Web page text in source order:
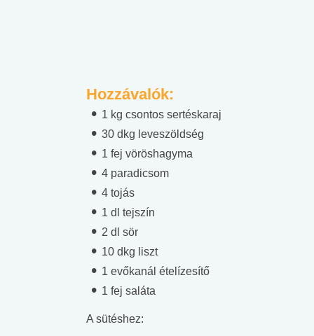
Hozzávalók:
1 kg csontos sertéskaraj
30 dkg leveszöldség
1 fej vöröshagyma
4 paradicsom
4 tojás
1 dl tejszín
2 dl sör
10 dkg liszt
1 evőkanál ételízesítő
1 fej saláta
A sütéshez: